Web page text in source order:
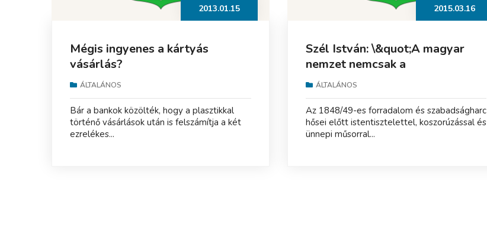
2013.01.15
Mégis ingyenes a kártyás
vásárlás?
ÁLTALÁNOS
Bár a bankok közölték, hogy a plasztikkal
történő vásárlások után is felszámítja a két
ezrelékes...
2015.03.16
Szél István: \&quot;A magyar
nemzet nemcsak a
szabadságáért...
ÁLTALÁNOS
Az 1848/49-es forradalom és szabadságharc
hősei előtt istentisztelettel, koszorúzással és
ünnepi műsorral...